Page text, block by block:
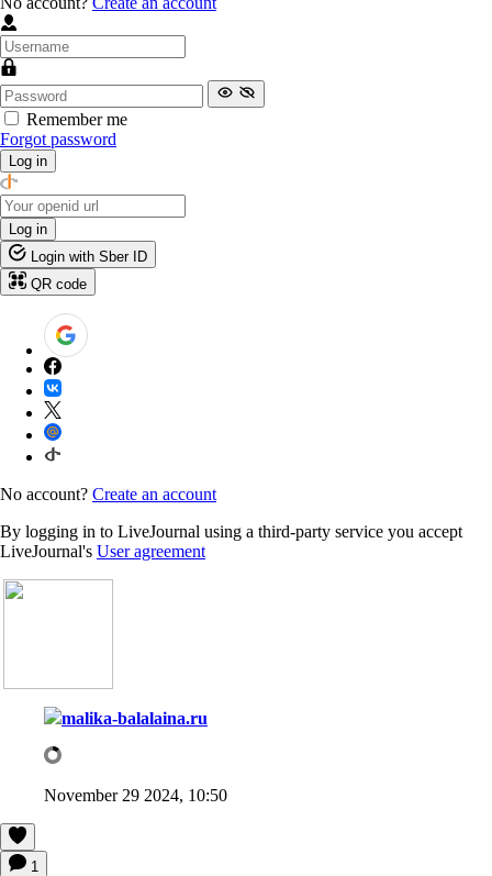
Remember me
Forgot password
Log in
Log in
Login with Sber ID
QR code
No account? Create an account
By logging in to LiveJournal using a third-party service you accept
LiveJournal's User agreement
malika-balalaina.ru
November 29 2024, 10:50
1